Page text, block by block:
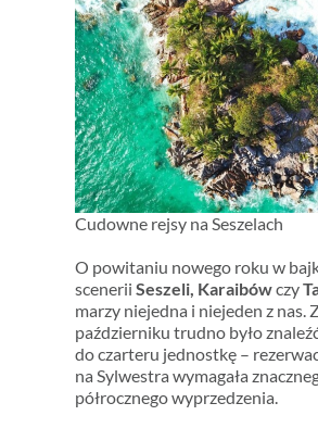
Cudowne rejsy na Seszelach
O powitaniu nowego roku w
scenerii Seszeli, Karaibówczy
marzy niejedna i niejeden z nas.
październiku trudno było
do czarteru jednostkę –
na Sylwestra wymagała
półrocznego wyprzedzenia.